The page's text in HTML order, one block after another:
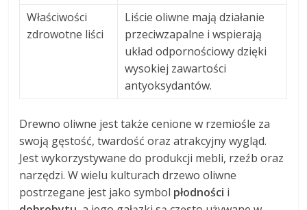
Właściwości
zdrowotne liści
Liście oliwne mają działanie
przeciwzapalne i wspierają
układ odpornościowy dzięki
wysokiej zawartości
antyoksydantów.
Drewno oliwne jest także cenione w rzemiośle za
swoją gęstość, twardość oraz atrakcyjny wygląd.
Jest wykorzystywane do produkcji mebli, rzeźb oraz
narzędzi. W wielu kulturach drzewo oliwne
postrzegane jest jako symbol płodności i